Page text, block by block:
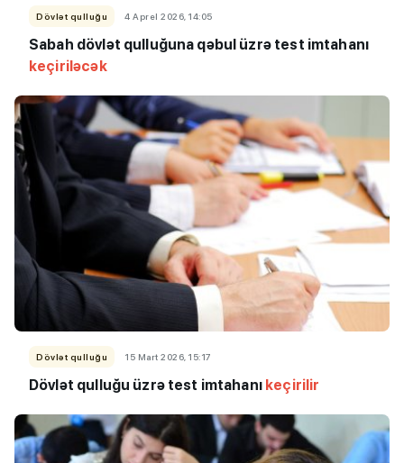
Dövlət qulluğu 4 Aprel 2026, 14:05
Sabah dövlət qulluğuna qəbul üzrə test imtahanı
keçiriləcək
Dövlət qulluğu 15 Mart 2026, 15:17
Dövlət qulluğu üzrə test imtahanı keçirilir